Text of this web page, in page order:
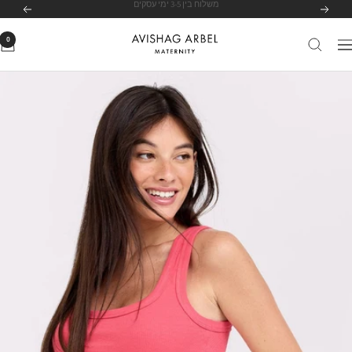
הקודם לרשימת הסניפים שלנו לחצי כאן הבא
ניווט
Avishag
0